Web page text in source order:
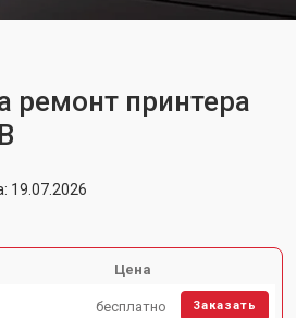
ремонт принтера
19.07.2026
Цена
бесплатно Заказать